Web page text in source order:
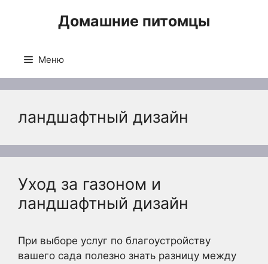
Домашние питомцы
Меню
ландшафтный дизайн
Уход за газоном и
ландшафтный дизайн
При выборе услуг по благоустройству
вашего сада полезно знать разницу между